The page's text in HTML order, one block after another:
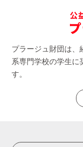
プラージュ財団は、
系専門学校の学生に
す。